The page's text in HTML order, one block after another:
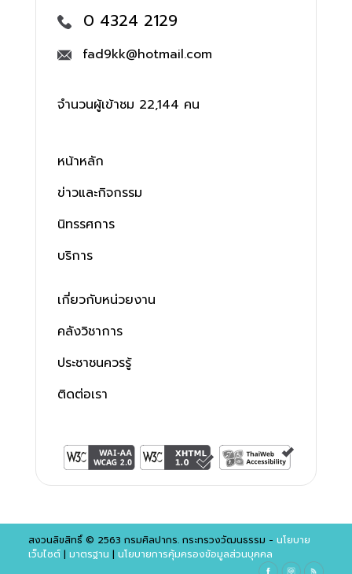
0 4324 2129
fad9kk@hotmail.com
จำนวนผู้เข้าชม 22,144 คน
หน้าหลัก
ข่าวและกิจกรรม
นิทรรศการ
บริการ
เกี่ยวกับหน่วยงาน
คลังวิชาการ
ประชาชนควรรู้
ติดต่อเรา
สงวนลิขสิทธิ์ © 2563 กรมศิลปากร. กระทรวงวัฒนธรรม - นโยบาย
เว็บไซต์| มาตรฐาน | นโยบายการคุ้มครองข้อมูลส่วนบุคคล